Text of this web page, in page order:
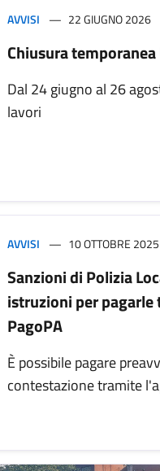
AVVISI 22 GIUGNO 2026
Chiusura
Dal 24 giugno al 26
lavori
AVVISI 10 OTTOBRE 2025
Sanzioni di Polizia
istruzioni per
PagoPA
È possibile pagare
contestazione tramite